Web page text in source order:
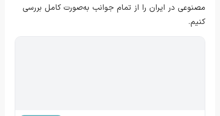
مصنوعی در ایران را از تمام جوانب به‌صورت کامل بررسی
کنیم.